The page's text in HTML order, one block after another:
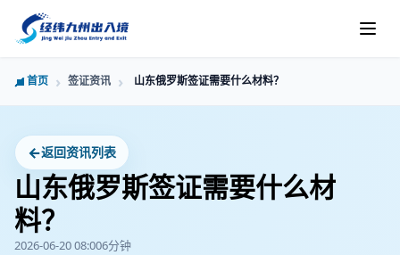
首页 签证资讯 山东俄罗斯签证需要什么材料？
←返回资讯列表
山东俄罗斯签证需要什么材
料？
2026-06-20 08:006分钟